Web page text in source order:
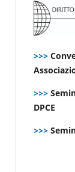
>>>
>>>
DPCE
>>>